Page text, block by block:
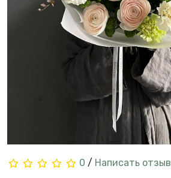
0 / Написать отзыв